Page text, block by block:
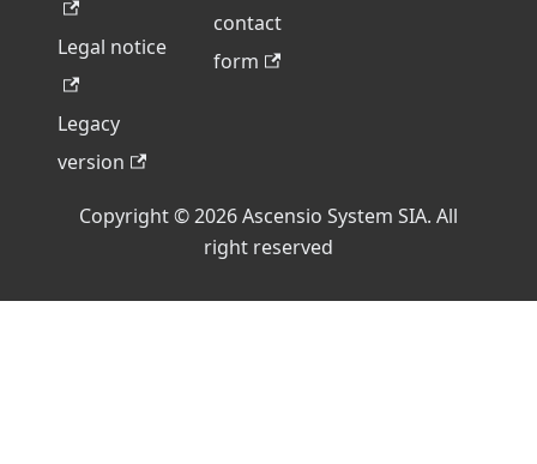
Legal notice
Legacy
version
contact
form
Copyright © 2026 Ascensio System SIA. All
right reserved